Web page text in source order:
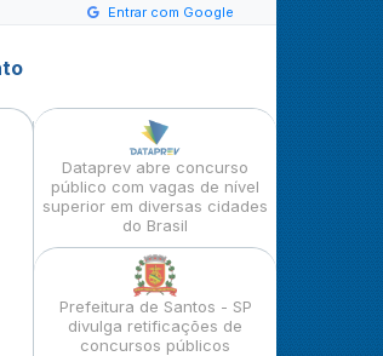
Entrar com Google
Dataprev abre concurso
público com vagas de nível
superior em diversas cidades
do Brasil
Prefeitura de Santos - SP
divulga retificações de
concursos públicos